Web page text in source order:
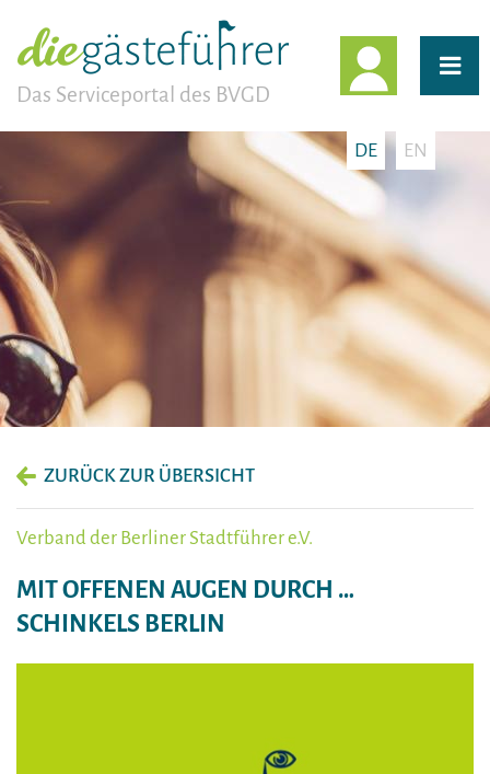
Das Serviceportal des BVGD
DE EN
ZURÜCK ZUR ÜBERSICHT
Verband der Berliner Stadtführer e.V.
MIT OFFENEN AUGEN DURCH …
SCHINKELS BERLIN